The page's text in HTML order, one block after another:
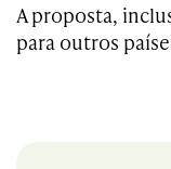
A proposta,
para outros